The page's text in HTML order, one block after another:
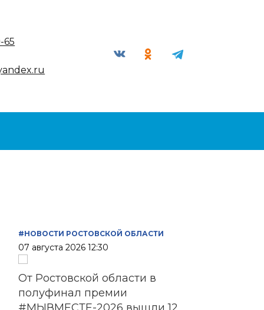
65
#НОВОСТИ РОСТОВСКОЙ ОБЛАСТИ
07 августа 2026 12:30
От Ростовской области в
полуфинал премии